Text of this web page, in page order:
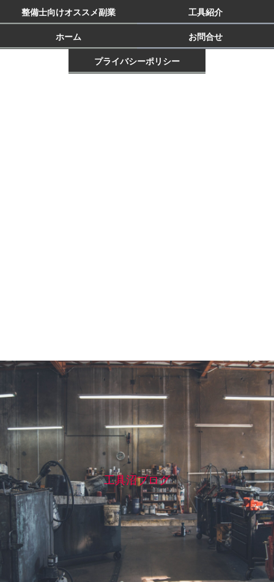
工具沼ブログ
整備士向けオススメ副業 工具紹介
ホーム お問合せ
プライバシーポリシー